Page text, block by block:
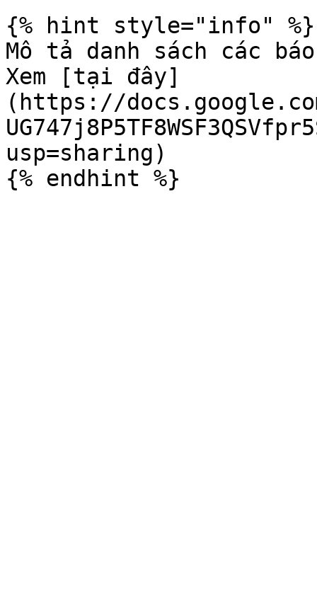
{% hint style="info" %}
Mô tả danh sách các
Xem [tại đây]
(https://
usp=sharing)